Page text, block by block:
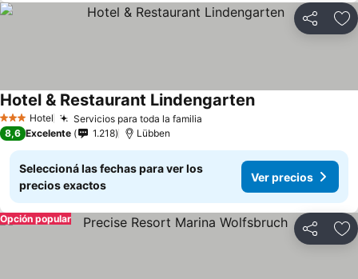
Compartir
3 Estrellas
Hotel Servicios para toda la familia
Hotel & Restaurant Lindengarten
8,6 Excelente 1.218 Lübben
Seleccioná las fechas para ver los
precios exactos
Ver precios
Compartir
Opción popular